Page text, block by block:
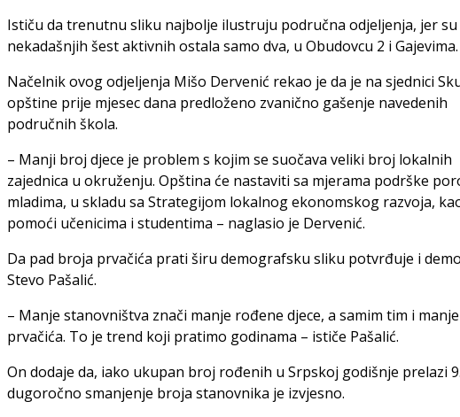
Ističu da trenutnu sliku najbolje ilustruju područna odjeljenja, jer
nekadašnjih šest aktivnih ostala samo dva, u Obudovcu 2 i Gajevima.
Načelnik ovog odjeljenja Mišo Dervenić rekao je da je na sjednici
opštine prije mjesec dana predloženo zvanično gašenje navedenih
područnih škola.
– Manji broj djece je problem s kojim se suočava veliki broj lokalnih
zajednica u okruženju. Opština će nastaviti sa mjerama podrške
mladima, u skladu sa Strategijom lokalnog ekonomskog razvoja,
pomoći učenicima i studentima – naglasio je Dervenić.
Da pad broja prvačića prati širu demografsku sliku potvrđuje i
Stevo Pašalić.
– Manje stanovništva znači manje rođene djece, a samim tim i manje
prvačića. To je trend koji pratimo godinama – ističe Pašalić.
On dodaje da, iako ukupan broj rođenih u Srpskoj godišnje prelazi
dugoročno smanjenje broja stanovnika je izvjesno.